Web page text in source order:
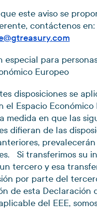
este aviso se
contáctenos en:
especial para
Europeo
disposiciones se
el Espacio Económico
medida en que las
difieran de las
Si transferimos su
tercero y esa
por parte del
de esta Declaración
del EEE,